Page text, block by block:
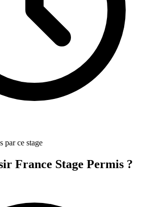
par ce stage
France Stage Permis ?